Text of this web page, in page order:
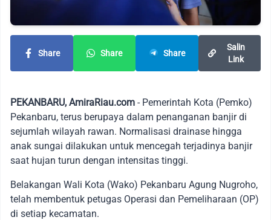
Share Share Share
Salin
Link
PEKANBARU, AmiraRiau.com - Pemerintah Kota (Pemko)
Pekanbaru, terus berupaya dalam penanganan banjir di
sejumlah wilayah rawan. Normalisasi drainase hingga
anak sungai dilakukan untuk mencegah terjadinya banjir
saat hujan turun dengan intensitas tinggi.
Belakangan Wali Kota (Wako) Pekanbaru Agung Nugroho,
telah membentuk petugas Operasi dan Pemeliharaan (OP)
di setiap kecamatan.